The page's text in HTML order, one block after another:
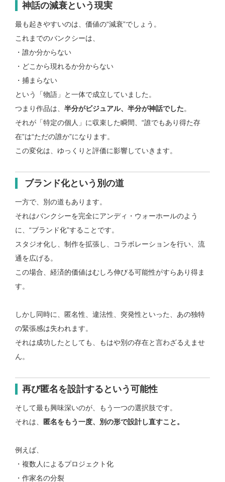
神話の減衰という現実
最も起きやすいのは、価値の“減衰”でしょう。
これまでのバンクシーは、
・誰か分からない
・どこから現れるか分からない
・捕まらない
という「物語」と一体で成立していました。
つまり作品は、 半分がビジュアル、半分が神話でした。
それが「特定の個人」に収束した瞬間、 “誰でもあり得た存
在”は“ただの誰か”になります。
この変化は、ゆっくりと評価に影響していきます。
ブランド化という別の道
一方で、別の道もあります。
それはバンクシーを完全にアンディ・ウォーホールのよう
に、“ブランド化”することです。
スタジオ化し、制作を拡張し、
コラボレーションを行い、流
通を広げる。
この場合、経済的価値はむしろ伸びる可能性がすらあり得ま
す。
しかし同時に、 匿名性、違法性、突発性といった、 あの独特
の緊張感は失われます。
それは成功したとしても、
もはや別の存在と言わざるえませ
ん。
再び匿名を設計するという可能性
そして最も興味深いのが、もう一つの選択肢です。
それは、
匿名をもう一度、別の形で設計し直すこと。
例えば、
・複数人によるプロジェクト化
・作家名の分裂